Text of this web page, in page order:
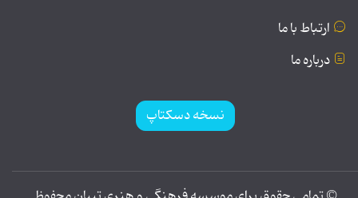
ارتباط با ما
درباره ما
نسخه دسکتاپ